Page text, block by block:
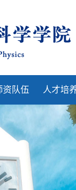
资队伍 人才培